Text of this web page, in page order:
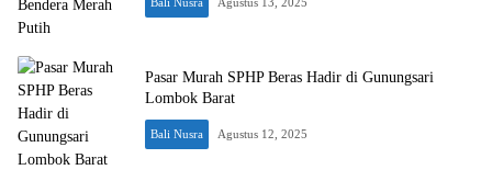
Pasar Murah SPHP Beras Hadir di Gunungsari
Lombok Barat
Bali Nusra Agustus 12, 2025